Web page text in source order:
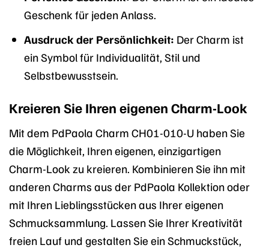
Geschenk für jeden Anlass.
Ausdruck der Persönlichkeit: Der Charm ist
ein Symbol für Individualität, Stil und
Selbstbewusstsein.
Kreieren Sie Ihren eigenen Charm-Look
Mit dem PdPaola Charm CH01-010-U haben Sie
die Möglichkeit, Ihren eigenen, einzigartigen
Charm-Look zu kreieren. Kombinieren Sie ihn mit
anderen Charms aus der PdPaola Kollektion oder
mit Ihren Lieblingsstücken aus Ihrer eigenen
Schmucksammlung. Lassen Sie Ihrer Kreativität
freien Lauf und gestalten Sie ein Schmuckstück,